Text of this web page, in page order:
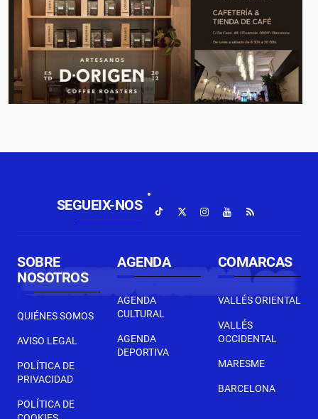
SEGUEIX-NOS
SOBRE
NOSOTROS
QUIÉNES SOMOS
AVISO LEGAL
POLÍTICA DE
PRIVACIDAD
POLÍTICA DE
AGENDA
AGENDA
CULTURAL
AGENDA
DEPORTIVA
COMARCAS
VALLÉS ORIENTAL
VALLÉS
OCCIDENTAL
MARESME
BARCELONA